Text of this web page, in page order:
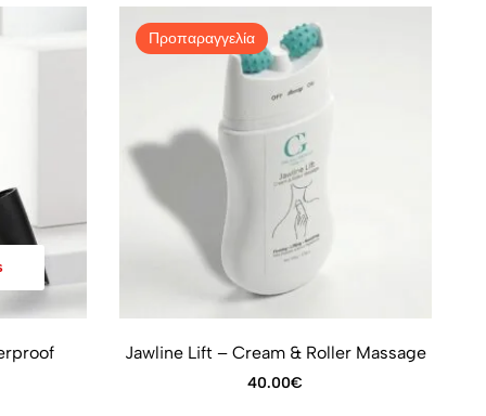
Προπαραγγελία
Jawline Lift – Cream & Roller Massage
40.00€